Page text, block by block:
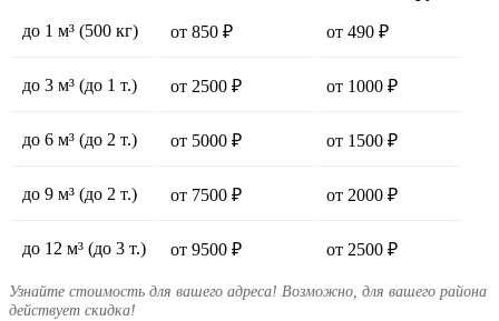
до 1 м³ (500 кг) от 850 ₽ от 490 ₽
до 3 м³ (до 1 т.) от 2500 ₽ от 1000 ₽
до 6 м³ (до 2 т.) от 5000 ₽ от 1500 ₽
до 9 м³ (до 2 т.) от 7500 ₽ от 2000 ₽
до 12 м³ (до 3 т.) от 9500 ₽ от 2500 ₽
Узнайте стоимость для вашего адреса! Возможно, для вашего района
действует скидка!